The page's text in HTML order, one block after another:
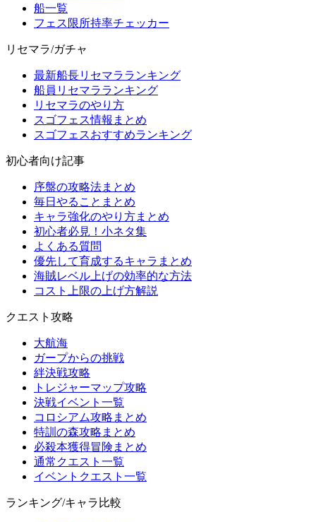
船一覧
フェス限所持率チェッカー
リセマラ/ガチャ
最新船長リセマラランキング
船員リセマラランキング
リセマラのやり方
スゴフェス情報まとめ
スゴフェスおすすめランキング
初心者向け記事
序盤の攻略法まとめ
毎日やることまとめ
キャラ強化のやり方まとめ
初心者必見！小ネタ集
よくある質問
優先して育成するキャラまとめ
海賊レベル上げの効率的な方法
コスト上限の上げ方解説
クエスト攻略
大航海
ガープからの挑戦
絆決戦攻略
トレジャーマップ攻略
決戦イベント一覧
コロシアム攻略まとめ
特訓の森攻略まとめ
必殺本獲得冒険まとめ
通常クエスト一覧
イベントクエスト一覧
ランキング/キャラ比較